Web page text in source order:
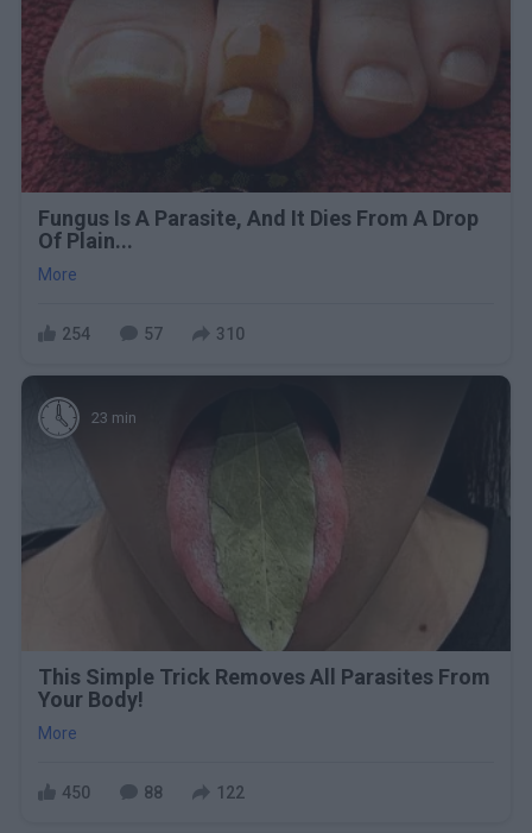
Fungus Is A Parasite, And It Dies From A Drop
Of Plain...
More
254 57 310
23 min
This Simple Trick Removes All Parasites From
Your Body!
More
450 88 122